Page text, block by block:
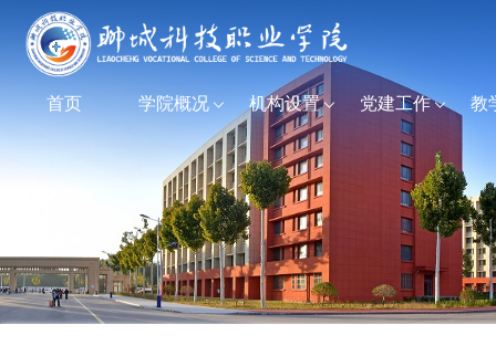
首页 学院概况 机构设置 党建工作 教